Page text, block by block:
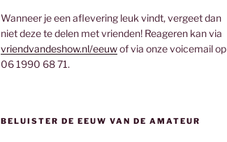
Wanneer je een aflevering leuk vindt, vergeet dan
niet deze te delen met vrienden! Reageren kan via
vriendvandeshow.nl/eeuwof via onze voicemail op
06 1990 68 71.
BELUISTER DE EEUW VAN DE AMATEUR